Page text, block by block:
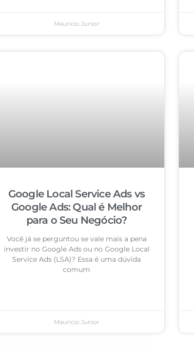
Mauricio Junior
Google Local Service Ads vs
Google Ads: Qual é Melhor
para o Seu Negócio?
Você já se perguntou se vale mais a pena
investir no Google Ads ou no Google Local
Service Ads (LSA)? Essa é uma dúvida
comum
Mauricio Junior